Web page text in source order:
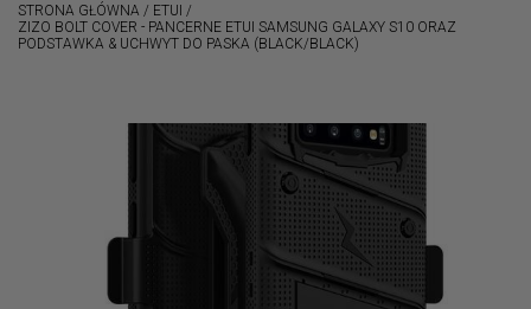
STRONA GŁÓWNA / ETUI /
ZIZO BOLT COVER - PANCERNE ETUI SAMSUNG GALAXY S10 ORAZ
PODSTAWKA & UCHWYT DO PASKA (BLACK/BLACK)